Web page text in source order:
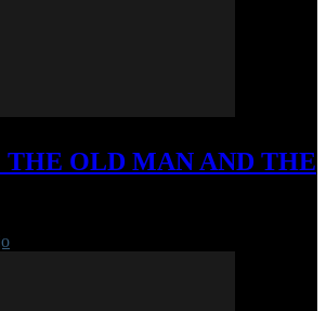
OLD MAN AND THE